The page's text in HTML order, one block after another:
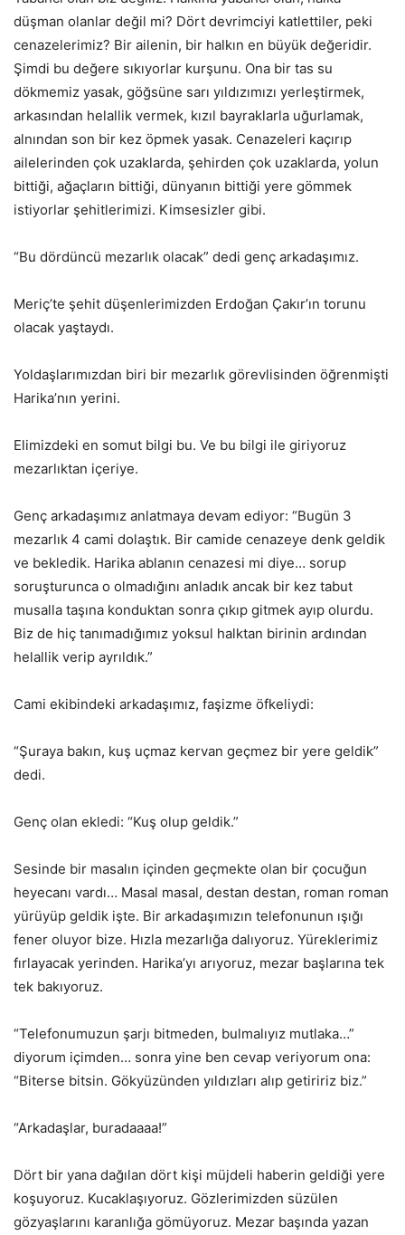
düşman olanlar değil mi? Dört devrimciyi katlettiler, peki
cenazelerimiz? Bir ailenin, bir halkın en büyük değeridir.
Şimdi bu değere sıkıyorlar kurşunu. Ona bir tas su
dökmemiz yasak, göğsüne sarı yıldızımızı yerleştirmek,
arkasından helallik vermek, kızıl bayraklarla uğurlamak,
alnından son bir kez öpmek yasak. Cenazeleri kaçırıp
ailelerinden çok uzaklarda, şehirden çok uzaklarda, yolun
bittiği, ağaçların bittiği, dünyanın bittiği yere gömmek
istiyorlar şehitlerimizi. Kimsesizler gibi.
“Bu dördüncü mezarlık olacak” dedi genç arkadaşımız.
Meriç’te şehit düşenlerimizden Erdoğan Çakır’ın torunu
olacak yaştaydı.
Yoldaşlarımızdan biri bir mezarlık görevlisinden öğrenmişti
Harika’nın yerini.
Elimizdeki en somut bilgi bu. Ve bu bilgi ile giriyoruz
mezarlıktan içeriye.
Genç arkadaşımız anlatmaya devam ediyor: “Bugün 3
mezarlık 4 cami dolaştık. Bir camide cenazeye denk geldik
ve bekledik. Harika ablanın cenazesi mi diye… sorup
soruşturunca o olmadığını anladık ancak bir kez tabut
musalla taşına konduktan sonra çıkıp gitmek ayıp olurdu.
Biz de hiç tanımadığımız yoksul halktan birinin ardından
helallik verip ayrıldık.”
Cami ekibindeki arkadaşımız, faşizme öfkeliydi:
“Şuraya bakın, kuş uçmaz kervan geçmez bir yere geldik”
dedi.
Genç olan ekledi: “Kuş olup geldik.”
Sesinde bir masalın içinden geçmekte olan bir çocuğun
heyecanı vardı… Masal masal, destan destan, roman roman
yürüyüp geldik işte. Bir arkadaşımızın telefonunun ışığı
fener oluyor bize. Hızla mezarlığa dalıyoruz. Yüreklerimiz
fırlayacak yerinden. Harika’yı arıyoruz, mezar başlarına tek
tek bakıyoruz.
“Telefonumuzun şarjı bitmeden, bulmalıyız mutlaka…”
diyorum içimden… sonra yine ben cevap veriyorum ona:
“Biterse bitsin. Gökyüzünden yıldızları alıp getiririz biz.”
“Arkadaşlar, buradaaaa!”
Dört bir yana dağılan dört kişi müjdeli haberin geldiği yere
koşuyoruz. Kucaklaşıyoruz. Gözlerimizden süzülen
gözyaşlarını karanlığa gömüyoruz. Mezar başında yazan